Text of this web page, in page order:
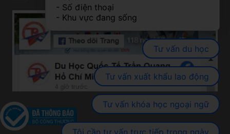
- Số điện thoại
- Khu vực đang sống
Tư vấn du học
Tư vấn xuất khẩu lao động
Tư vấn khóa học ngoại ngữ
Tôi cần tư vấn trực tiếp trong ngày